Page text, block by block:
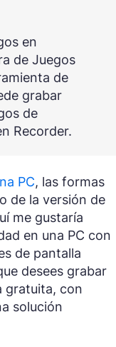
en
de Juegos
de
grabar
de
Recorder.
PC, las formas
de la versión de
me gustaría
en una PC con
de pantalla
desees grabar
gratuita, con
solución